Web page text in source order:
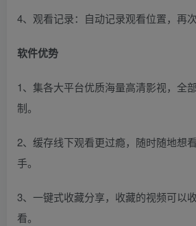
4、观看记录：自动记录观看位置，再
软件优势
1、集各大平台优质海量高清影视，全
制。
2、缓存线下观看更过瘾，随时随地想
手。
3、一键式收藏分享，收藏的视频可以
看。